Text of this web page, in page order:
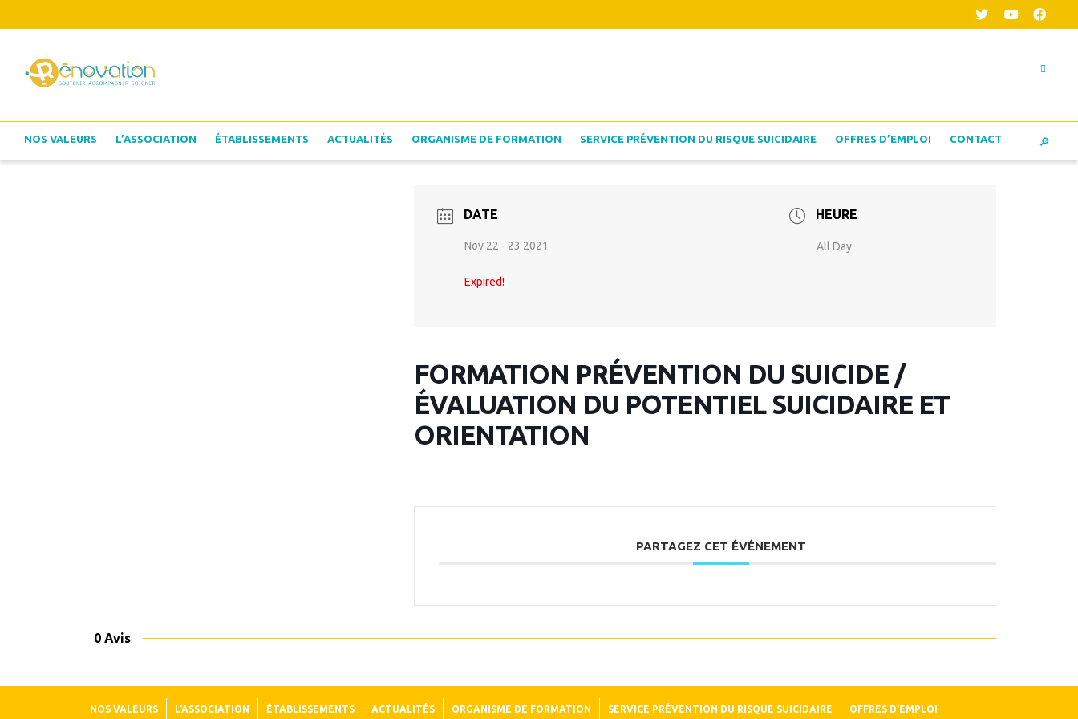
NOS VALEURS L’ASSOCIATION ÉTABLISSEMENTS ACTUALITÉS ORGANISME DE FORMATION SERVICE PRÉVENTION DU RISQUE SUICIDAIRE OFFRES D’EMPLOI CONTACT
DATE
Nov 22 - 23 2021
Expired!
HEURE
All Day
FORMATION PRÉVENTION DU SUICIDE /
ÉVALUATION DU POTENTIEL SUICIDAIRE ET
ORIENTATION
PARTAGEZ CET ÉVÉNEMENT
0 Avis
NOS VALEURS L’ASSOCIATION ÉTABLISSEMENTS ACTUALITÉS ORGANISME DE FORMATION SERVICE PRÉVENTION DU RISQUE SUICIDAIRE OFFRES D’EMPLOI